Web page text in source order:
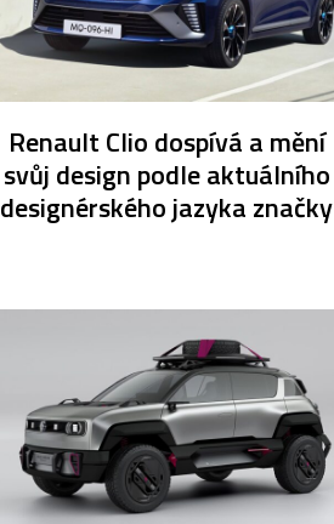
Renault Clio dospívá a mění
svůj design podle aktuálního
designérského jazyka značky